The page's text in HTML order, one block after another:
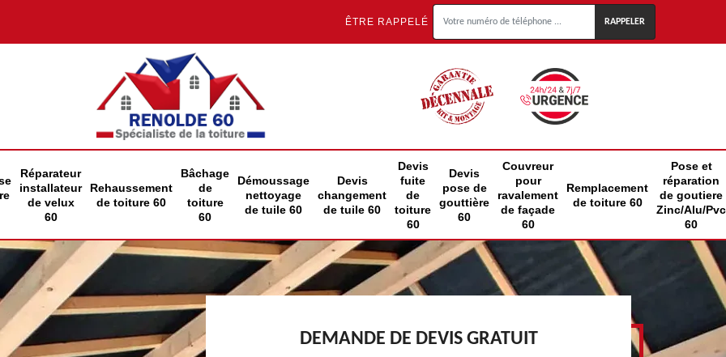
ÊTRE RAPPELÉ
Réparateur
installateur
de velux
60
Rehaussement
de toiture 60
Bâchage
de
toiture
60
Démoussage
nettoyage
de tuile 60
Devis
changement
de tuile 60
Devis
fuite
de
toiture
60
Devis
pose de
gouttière
60
Couvreur
pour
ravalement
de façade
60
Remplacement
de toiture 60
Pose et
réparation
de goutiere
Zinc/Alu/Pvc
60
DEMANDE DE DEVIS GRATUIT